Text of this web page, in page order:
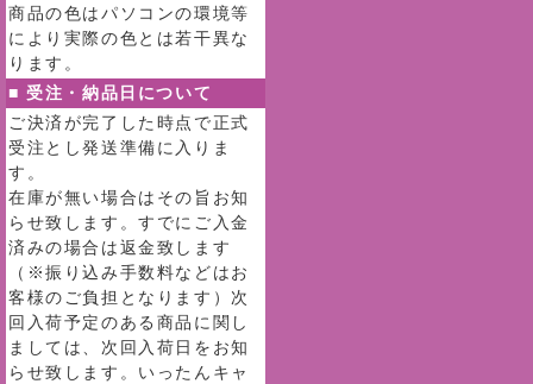
商品の色はパソコンの環境等
により実際の色とは若干異な
ります。
■ 受注・納品日について
ご決済が完了した時点で正式
受注とし発送準備に入りま
す。
在庫が無い場合はその旨お知
らせ致します。すでにご入金
済みの場合は返金致します
（※振り込み手数料などはお
客様のご負担となります）次
回入荷予定のある商品に関し
ましては、次回入荷日をお知
らせ致します。いったんキャ